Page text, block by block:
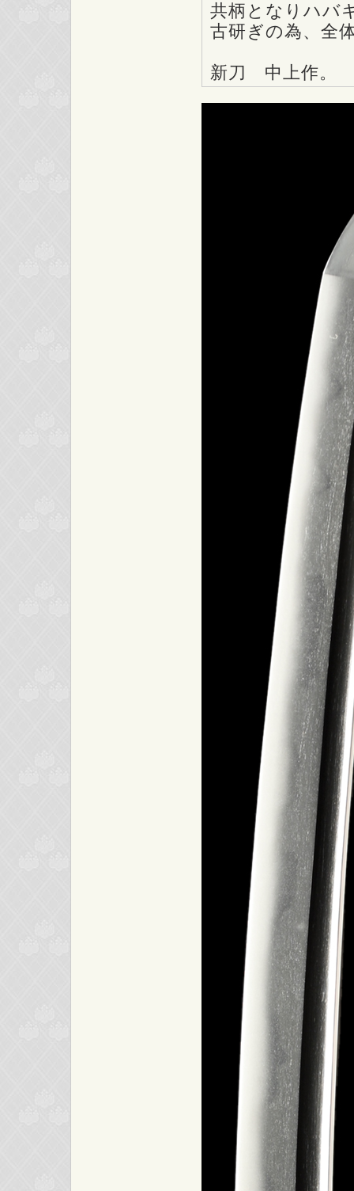
共柄となりハバ
古研ぎの為、全
新刀 中上作。